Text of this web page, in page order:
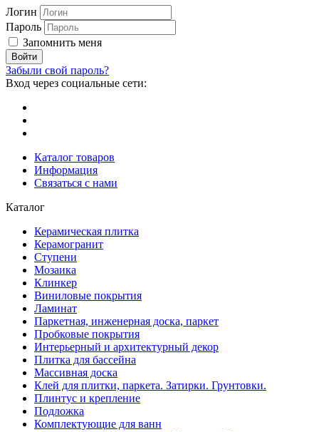
Логин
Пароль
Запомнить меня
Забыли свой пароль?
Вход через социальные сети:
Каталог товаров
Информация
Связаться с нами
Каталог
Керамическая плитка
Керамогранит
Ступени
Мозаика
Клинкер
Виниловые покрытия
Ламинат
Паркетная, инженерная доска, паркет
Пробковые покрытия
Интерьерный и архитектурный декор
Плитка для бассейна
Массивная доска
Клей для плитки, паркета. Затирки. Грунтовки.
Плинтус и крепление
Подложка
Комплектующие для ванн